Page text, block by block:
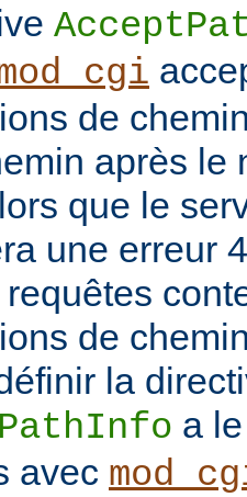
de
après le
que le
une erreur
de
la
a
avec